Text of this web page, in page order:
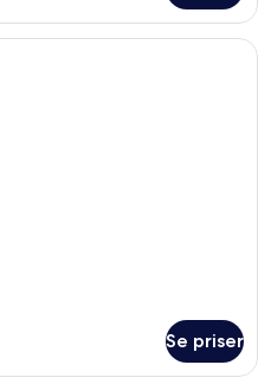
En snyggt bäddad säng med ett
Se priser